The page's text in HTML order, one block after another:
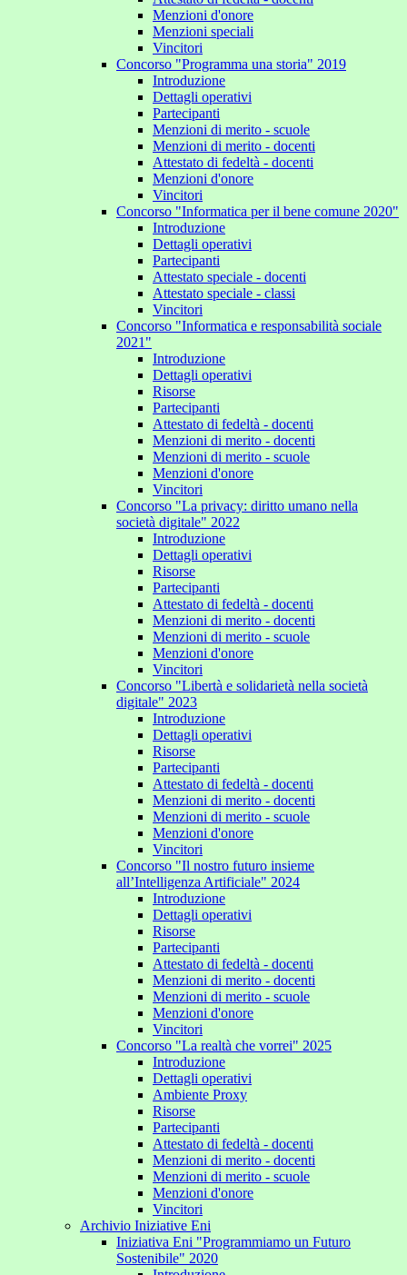
Menzioni d'onore
Menzioni speciali
Vincitori
Concorso "Programma una storia" 2019
Introduzione
Dettagli operativi
Partecipanti
Menzioni di merito - scuole
Menzioni di merito - docenti
Attestato di fedeltà - docenti
Menzioni d'onore
Vincitori
Concorso "Informatica per il bene comune 2020"
Introduzione
Dettagli operativi
Partecipanti
Attestato speciale - docenti
Attestato speciale - classi
Vincitori
Concorso "Informatica e responsabilità sociale
2021"
Introduzione
Dettagli operativi
Risorse
Partecipanti
Attestato di fedeltà - docenti
Menzioni di merito - docenti
Menzioni di merito - scuole
Menzioni d'onore
Vincitori
Concorso "La privacy: diritto umano nella
società digitale" 2022
Introduzione
Dettagli operativi
Risorse
Partecipanti
Attestato di fedeltà - docenti
Menzioni di merito - docenti
Menzioni di merito - scuole
Menzioni d'onore
Vincitori
Concorso "Libertà e solidarietà nella società
digitale" 2023
Introduzione
Dettagli operativi
Risorse
Partecipanti
Attestato di fedeltà - docenti
Menzioni di merito - docenti
Menzioni di merito - scuole
Menzioni d'onore
Vincitori
Concorso "Il nostro futuro insieme
all’Intelligenza Artificiale" 2024
Introduzione
Dettagli operativi
Risorse
Partecipanti
Attestato di fedeltà - docenti
Menzioni di merito - docenti
Menzioni di merito - scuole
Menzioni d'onore
Vincitori
Concorso "La realtà che vorrei" 2025
Introduzione
Dettagli operativi
Ambiente Proxy
Risorse
Partecipanti
Attestato di fedeltà - docenti
Menzioni di merito - docenti
Menzioni di merito - scuole
Menzioni d'onore
Vincitori
Archivio Iniziative Eni
Iniziativa Eni "Programmiamo un Futuro
Sostenibile" 2020